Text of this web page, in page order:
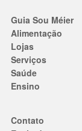
Guia Sou Méier
Alimentação
Lojas
Serviços
Saúde
Ensino
Contato